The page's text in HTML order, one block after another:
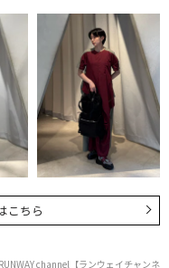
こちら
channel【ランウェイチャンネ